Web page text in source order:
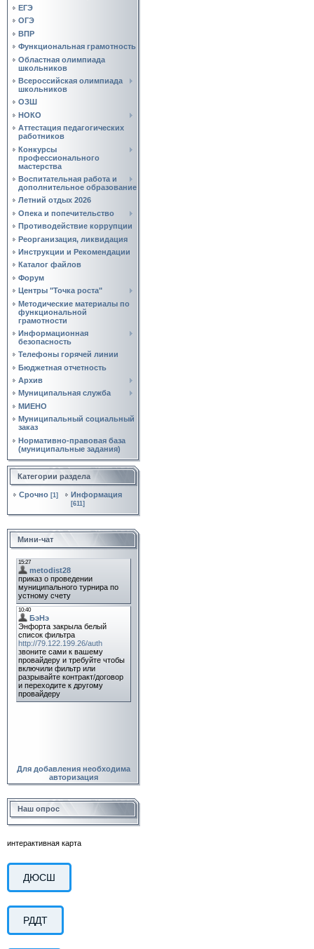
ЕГЭ
ОГЭ
ВПР
Функциональная грамотность
Областная олимпиада
школьников
Всероссийская олимпиада
школьников
ОЗШ
НОКО
Аттестация педагогических
работников
Конкурсы
профессионального
мастерства
Воспитательная работа и
дополнительное образование
Летний отдых 2026
Опека и попечительство
Противодействие коррупции
Реорганизация, ликвидация
Инструкции и Рекомендации
Каталог файлов
Форум
Центры "Точка роста"
Методические материалы по
функциональной
грамотности
Информационная
безопасность
Телефоны горячей линии
Бюджетная отчетность
Архив
Муниципальная служба
МИЕНО
Муниципальный социальный
заказ
Нормативно‑правовая база
(муниципальные задания)
Категории раздела
Срочно [1] Информация
[611]
Мини-чат
Для добавления необходима
авторизация
Наш опрос
интерактивная карта
ДЮСШ
РДДТ